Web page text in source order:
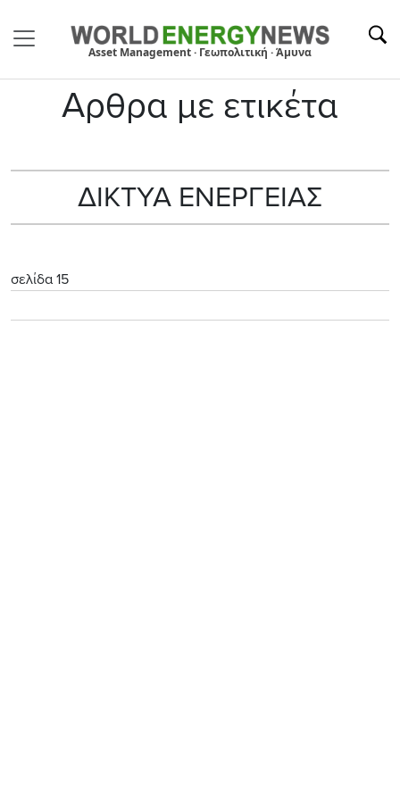
Asset Management · Γεωπολιτική · Άμυνα
Αρθρα με ετικέτα
ΔΙΚΤΥΑ ΕΝΕΡΓΕΙΑΣ
σελίδα 15